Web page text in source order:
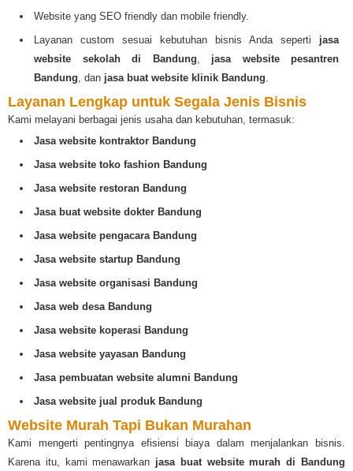
Website yang SEO friendly dan mobile friendly.
Layanan custom sesuai kebutuhan bisnis Anda seperti jasa
website sekolah di Bandung, jasa website pesantren
Bandung, dan jasa buat website klinik Bandung.
Layanan Lengkap untuk Segala Jenis Bisnis
Kami melayani berbagai jenis usaha dan kebutuhan, termasuk:
Jasa website kontraktor Bandung
Jasa website toko fashion Bandung
Jasa website restoran Bandung
Jasa buat website dokter Bandung
Jasa website pengacara Bandung
Jasa website startup Bandung
Jasa website organisasi Bandung
Jasa web desa Bandung
Jasa website koperasi Bandung
Jasa website yayasan Bandung
Jasa pembuatan website alumni Bandung
Jasa website jual produk Bandung
Website Murah Tapi Bukan Murahan
Kami mengerti pentingnya efisiensi biaya dalam menjalankan bisnis.
Karena itu, kami menawarkan jasa buat website murah di Bandung